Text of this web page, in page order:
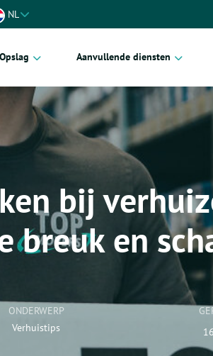
NL
Opslag
Inboedelopslag
Kantoor opslag
Palletopslag
Aanvullende diensten
Verhuismaterialen
Handyman service
Verhuisverzekering
Verhuischecklist
bij
breuk en
ONDERWERP
Verhuistips